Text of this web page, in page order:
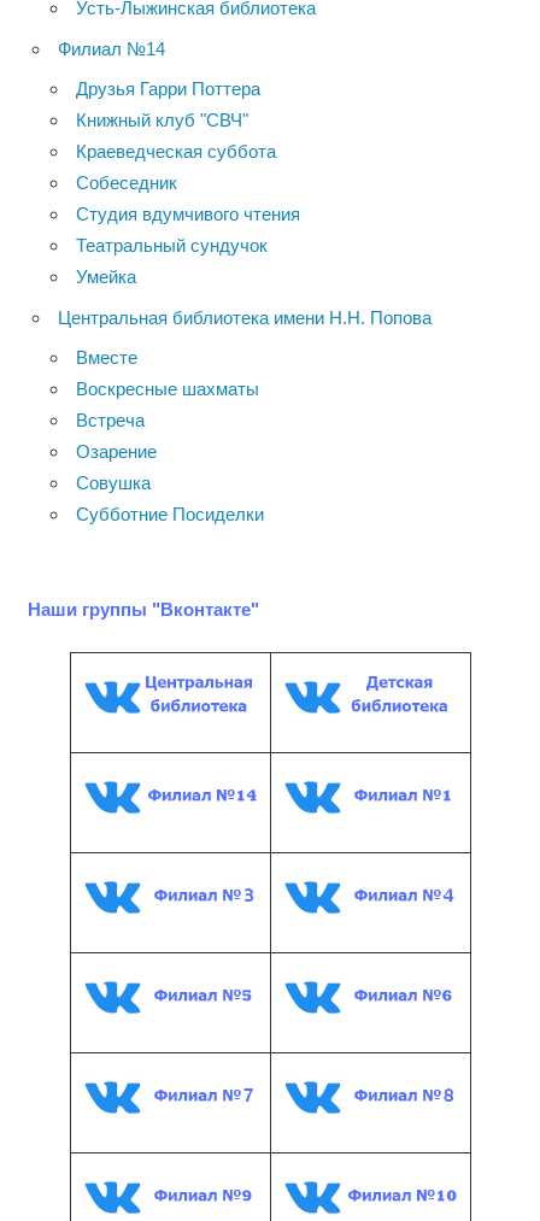
Усть-Лыжинская библиотека
Филиал №14
Друзья Гарри Поттера
Книжный клуб "СВЧ"
Краеведческая суббота
Собеседник
Студия вдумчивого чтения
Театральный сундучок
Умейка
Центральная библиотека имени Н.Н. Попова
Вместе
Воскресные шахматы
Встреча
Озарение
Совушка
Субботние Посиделки
Наши группы "Вконтакте"